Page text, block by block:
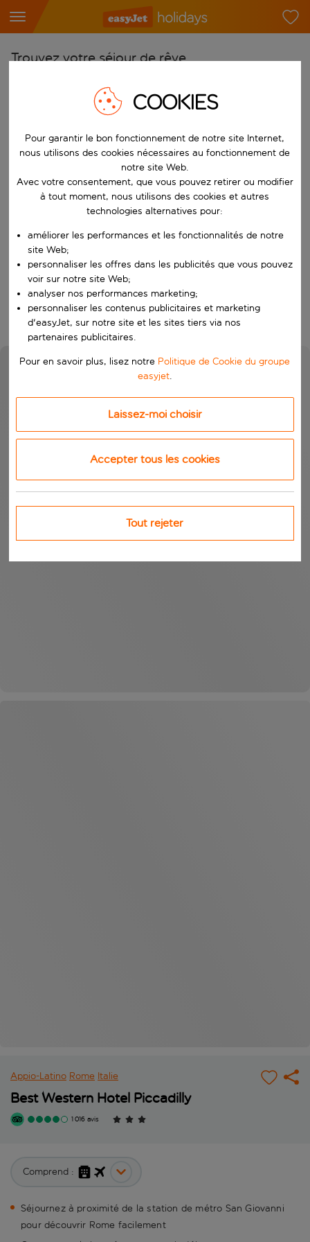
Trouvez votre séjour de rêve
Choisissez votre aéroport
Commencez à taper pour la saisie automatique. Lorsque les
Choisissez votre destination
Vers
Choisissez vos dates
Quand
Qui
Rechercher
Appio-Latino Rome Italie
Best Western Hotel Piccadilly
1 016 avis
Comprend :
Séjournez à proximité de la station de métro San Giovanni
pour découvrir Rome facilement
COOKIES
Pour garantir le bon fonctionnement de notre site Internet,
nous utilisons des cookies nécessaires au fonctionnement de
notre site Web.
Avec votre consentement, que vous pouvez retirer ou modifier
à tout moment, nous utilisons des cookies et autres
technologies alternatives pour:
améliorer les performances et les fonctionnalités de notre
site Web;
personnaliser les offres dans les publicités que vous pouvez
voir sur notre site Web;
analyser nos performances marketing;
personnaliser les contenus publicitaires et marketing
d'easyJet, sur notre site et les sites tiers via nos
partenaires publicitaires.
Pour en savoir plus, lisez notre Politique de Cookie du groupe
easyjet.
Laissez-moi choisir
Accepter tous les cookies
Tout rejeter